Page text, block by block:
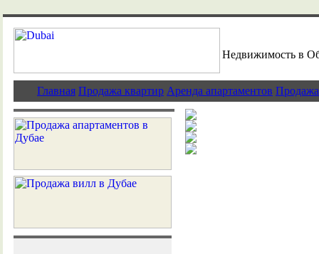
Недвижимость в
Главная Продажа квартир Аренда апартаментов
Как купить